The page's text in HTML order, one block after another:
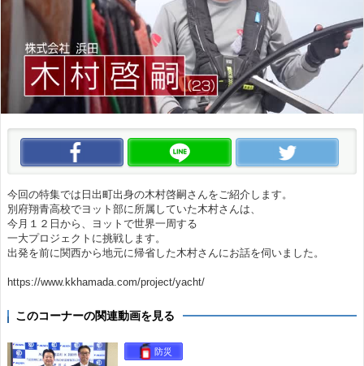
この動画をいいね！ この動画をLINEで送る
今回の特集では日出町出身の木村啓嗣さんをご紹介します。
別府翔青高校でヨット部に所属していた木村さんは、
今月１２日から、ヨットで世界一周する
一大プロジェクトに挑戦します。
出発を前に関西から地元に帰省した木村さんにお話を伺いました。
https://www.kkhamada.com/project/yacht/
このコーナーの関連動画を見る
防災